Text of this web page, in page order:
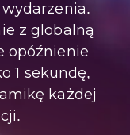
z globalną
opóźnienie
1 sekundę,
każdej